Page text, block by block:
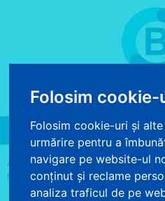
Folosim cookie-
Folosim cookie-uri și
urmărire pentru a
navigare pe website-ul
conținut și reclame
analiza traficul de pe
COS DE
0 produse -
Toggle
navigation
ACASA > DECORATIUNI TEXTILE >
NOTTE GRI INCHIS